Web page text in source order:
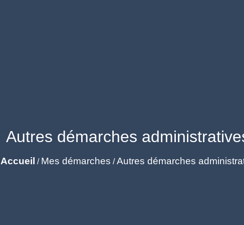
Autres démarches
Accueil / Mes démarches /Autres démarches